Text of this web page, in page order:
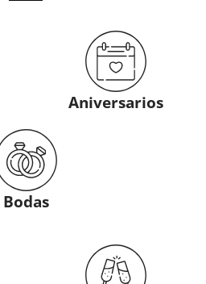
Aniversarios
Bodas